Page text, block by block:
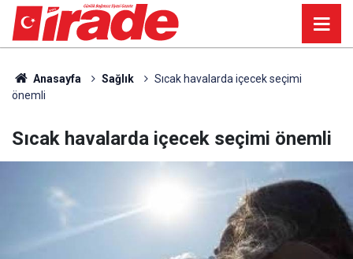
Anasayfa Sağlık
Sıcak havalarda içecek seçimi
önemli
Sıcak havalarda içecek seçimi önemli